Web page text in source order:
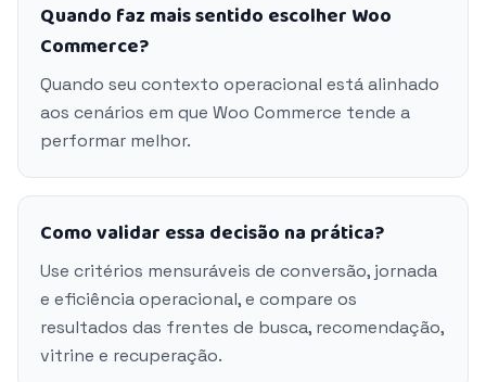
Quando faz mais sentido escolher Woo
Commerce?
Quando seu contexto operacional está alinhado
aos cenários em que Woo Commerce tende a
performar melhor.
Como validar essa decisão na prática?
Use critérios mensuráveis de conversão, jornada
e eficiência operacional, e compare os
resultados das frentes de busca, recomendação,
vitrine e recuperação.